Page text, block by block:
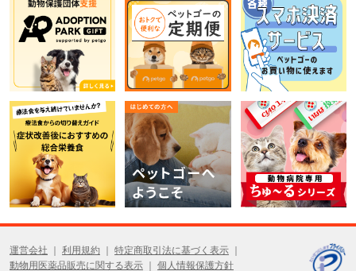
運営会社 利用規約
特定商取引法に基づく表示
動物用医薬品販売に関する表示
個人情報保護方針